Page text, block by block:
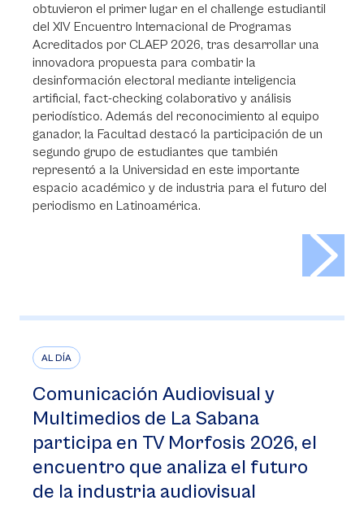
obtuvieron el primer lugar en el challenge estudiantil
del XIV Encuentro Internacional de Programas
Acreditados por CLAEP 2026, tras desarrollar una
innovadora propuesta para combatir la
desinformación electoral mediante inteligencia
artificial, fact-checking colaborativo y análisis
periodístico. Además del reconocimiento al equipo
ganador, la Facultad destacó la participación de un
segundo grupo de estudiantes que también
representó a la Universidad en este importante
espacio académico y de industria para el futuro del
periodismo en Latinoamérica.
AL DÍA
Comunicación Audiovisual y
Multimedios de La Sabana
participa en TV Morfosis 2026, el
encuentro que analiza el futuro
de la industria audiovisual